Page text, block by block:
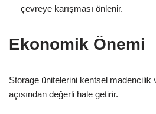
çevreye karışması önlenir.
Ekonomik Önemi
Storage ünitelerini kentsel madencilik
açısından değerli hale getirir.